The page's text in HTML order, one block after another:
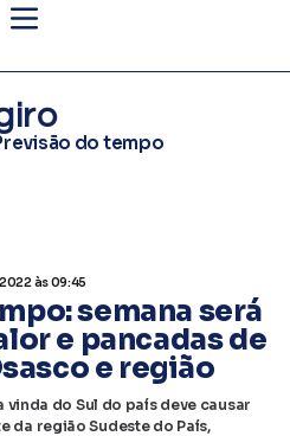
do tempo
às 09:45
semana será
e pancadas de
e região
vinda do Sul do país deve causar
da região Sudeste do País,